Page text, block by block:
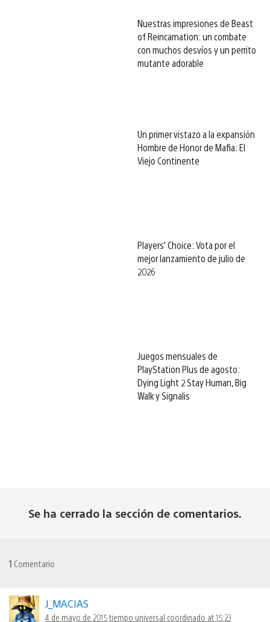
Nuestras impresiones de Beast
of Reincarnation: un combate
con muchos desvíos y un perrito
mutante adorable
Un primer vistazo a la expansión
Hombre de Honor de Mafia: El
Viejo Continente
Players’ Choice: Vota por el
mejor lanzamiento de julio de
2026
Juegos mensuales de
PlayStation Plus de agosto:
Dying Light 2 Stay Human, Big
Walk y Signalis
Se ha cerrado la sección de comentarios.
1 Comentario
J_MACIAS
4 de mayo de 2015 tiempo universal coordinado at 15:23